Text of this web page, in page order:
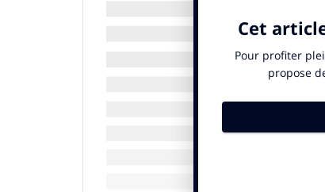
INfluencia : vous attendiez-vous
en fait, beaucoup
agence indépendante d’avoir un
dix dernières années il n’y en a eu
indépendantes. Donc, très peu de